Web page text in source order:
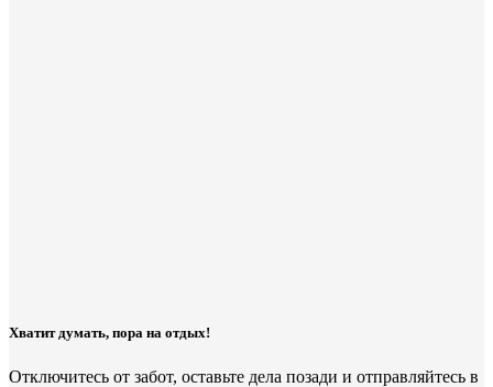
Хватит думать, пора на отдых!
Отключитесь от забот, оставьте дела позади и отправляйтесь в